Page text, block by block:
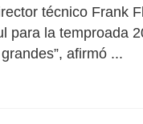
técnico Frank
para la temproada
afirmó ...